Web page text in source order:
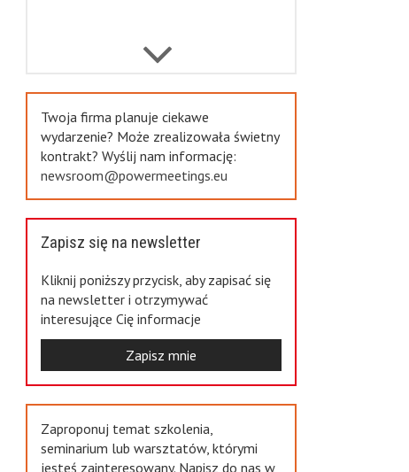
Twoja firma planuje ciekawe
wydarzenie? Może zrealizowała świetny
kontrakt? Wyślij nam informację:
newsroom@powermeetings.eu
Zapisz się na newsletter
Kliknij poniższy przycisk, aby zapisać się
na newsletter i otrzymywać
interesujące Cię informacje
Zapisz mnie
Zaproponuj temat szkolenia,
seminarium lub warsztatów, którymi
jesteś zainteresowany. Napisz do nas w